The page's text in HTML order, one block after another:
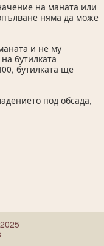
на маната или
няма да може
и не му
бутилката
бутилката ще
под обсада,